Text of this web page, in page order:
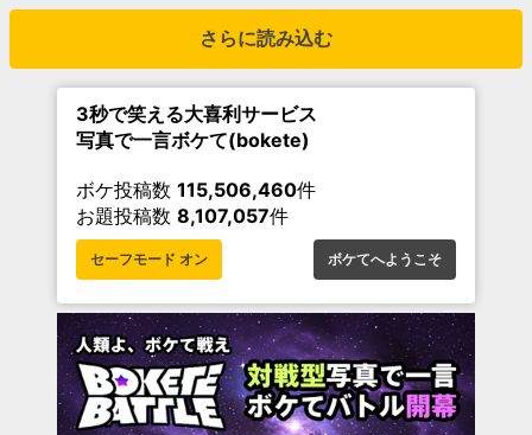
さらに読み込む
3秒で笑える大喜利サービス
写真で一言ボケて(bokete)
ボケ投稿数 115,506,460件
お題投稿数 8,107,057件
セーフモード オン ボケてへようこそ